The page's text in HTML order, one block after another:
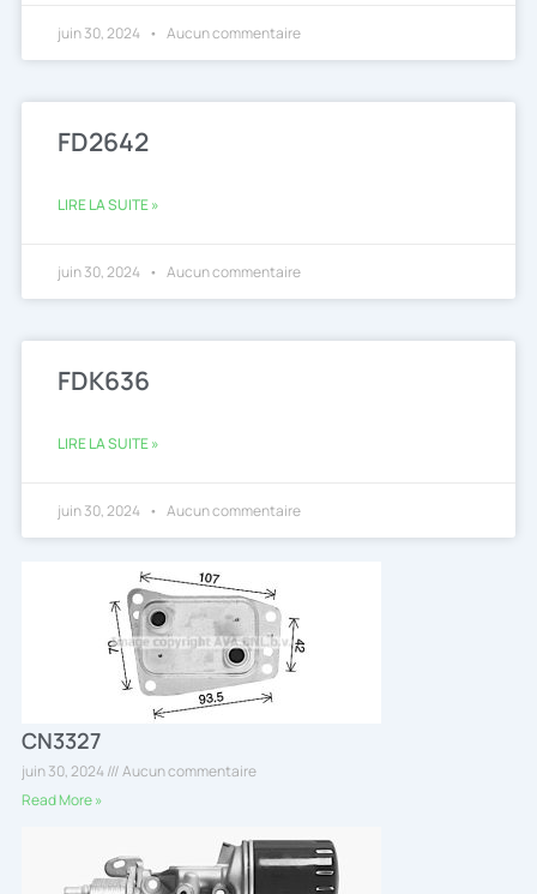
juin 30, 2024 Aucun commentaire
FD2642
LIRE LA SUITE »
juin 30, 2024 Aucun commentaire
FDK636
LIRE LA SUITE »
juin 30, 2024 Aucun commentaire
CN3327
juin 30, 2024
Aucun commentaire
Read More »